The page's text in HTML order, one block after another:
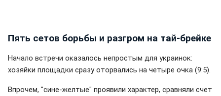
Пять сетов борьбы и разгром на тай-брейке
Начало встречи оказалось непростым для украинок:
хозяйки площадки сразу оторвались на четыре очка (9:5).
Впрочем, "сине-желтые" проявили характер, сравняли счет